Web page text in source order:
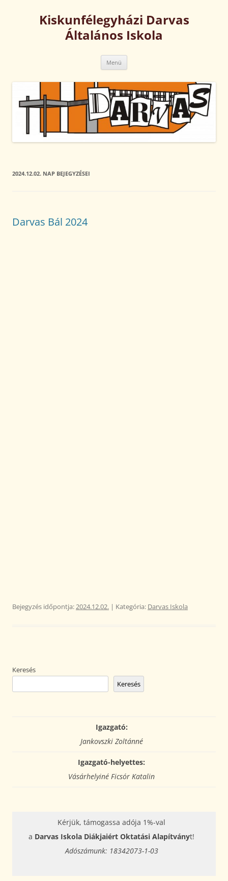
tartalombaKiskunfélegyházi Darvas
Általános Iskola
Menü
2024.12.02. NAP BEJEGYZÉSEI
Darvas Bál 2024
Bejegyzés időpontja:2024.12.02. | Kategória: Darvas Iskola
Keresés
Keresés
Igazgató:
Jankovszki Zoltánné
Igazgató-helyettes:
Vásárhelyiné Ficsór Katalin
Kérjük, támogassa adója 1%-val
a Darvas Iskola Diákjaiért Oktatási Alapítványt!
Adószámunk: 18342073-1-03